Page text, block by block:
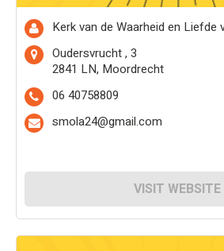
Kerk van de Waarheid en Liefde
Oudersvrucht , 3
2841 LN, Moordrecht
06 40758809
smola24@gmail.com
VISIT WEBSITE